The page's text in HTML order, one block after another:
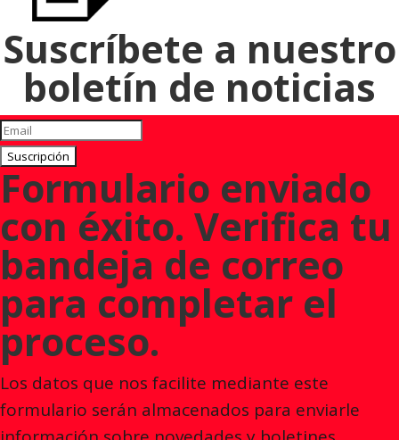
Suscríbete a nuestro
boletín de noticias
Suscripción
Formulario enviado
con éxito. Verifica tu
bandeja de correo
para completar el
proceso.
Los datos que nos facilite mediante este
formulario serán almacenados para enviarle